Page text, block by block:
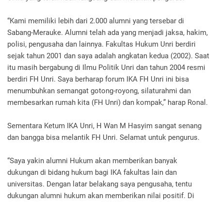
“Kami memiliki lebih dari 2.000 alumni yang tersebar di
Sabang-Merauke. Alumni telah ada yang menjadi jaksa, hakim,
polisi, pengusaha dan lainnya. Fakultas Hukum Unri berdiri
sejak tahun 2001 dan saya adalah angkatan kedua (2002). Saat
itu masih bergabung di Ilmu Politik Unri dan tahun 2004 resmi
berdiri FH Unri. Saya berharap forum IKA FH Unri ini bisa
menumbuhkan semangat gotong-royong, silaturahmi dan
membesarkan rumah kita (FH Unri) dan kompak,” harap Ronal.
Sementara Ketum IKA Unri, H Wan M Hasyim sangat senang
dan bangga bisa melantik FH Unri. Selamat untuk pengurus.
“Saya yakin alumni Hukum akan memberikan banyak
dukungan di bidang hukum bagi IKA fakultas lain dan
universitas. Dengan latar belakang saya pengusaha, tentu
dukungan alumni hukum akan memberikan nilai positif. Di